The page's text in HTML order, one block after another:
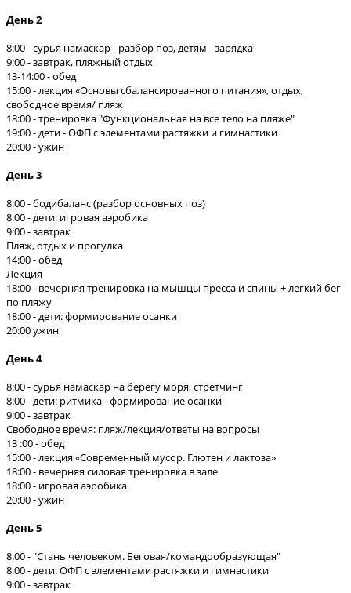
День 2
8:00 - сурья намаскар - разбор поз, детям - зарядка
9:00 - завтрак, пляжный отдых
13-14:00 - обед
15:00 - лекция «Основы сбалансированного питания», отдых,
свободное время/ пляж
18:00 - тренировка "Функциональная на все тело на пляже"
19:00 - дети - ОФП с элементами растяжки и гимнастики
20:00 - ужин
День 3
8:00 - бодибаланс (разбор основных поз)
8:00 - дети: игровая аэробика
9:00 - завтрак
Пляж, отдых и прогулка
14:00 - обед
Лекция
18:00 - вечерняя тренировка на мышцы пресса и спины + легкий бег
по пляжу
18:00 - дети: формирование осанки
20:00 ужин
День 4
8:00 - сурья намаскар на берегу моря, стретчинг
8:00 - дети: ритмика - формирование осанки
9:00 - завтрак
Свободное время: пляж/лекция/ответы на вопросы
13 :00 - обед
15:00 - лекция «Современный мусор. Глютен и лактоза»
18:00 - вечерняя силовая тренировка в зале
18:00 - игровая аэробика
20:00 - ужин
День 5
8:00 - "Стань человеком. Беговая/командообразующая"
8:00 - дети: ОФП с элементами растяжки и гимнастики
9:00 - завтрак